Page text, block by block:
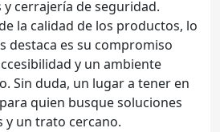
y cerrajería de seguridad.
la calidad de los productos, lo
destaca es su compromiso
y un ambiente
Sin duda, un lugar a tener en
quien busque soluciones
y un trato cercano.